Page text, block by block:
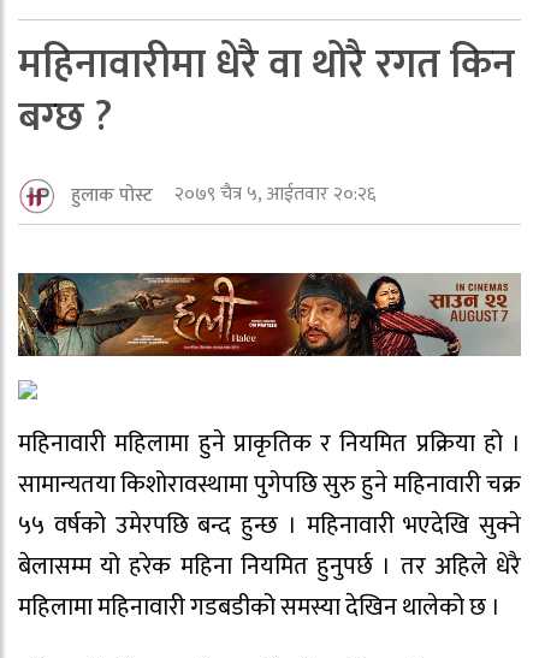
महिनावारीमा धेरै वा थोरै रगत किन
बग्छ ?
हुलाक पोस्ट २०७९ चैत्र ५, आईतवार २०:२६
महिनावारी महिलामा हुने प्राकृतिक र नियमित प्रक्रिया हो ।
सामान्यतया किशोरावस्थामा पुगेपछि सुरु हुने महिनावारी चक्र
५५ वर्षको उमेरपछि बन्द हुन्छ । महिनावारी भएदेखि सुक्ने
बेलासम्म यो हरेक महिना नियमित हुनुपर्छ । तर अहिले धेरै
महिलामा महिनावारी गडबडीको समस्या देखिन थालेको छ ।